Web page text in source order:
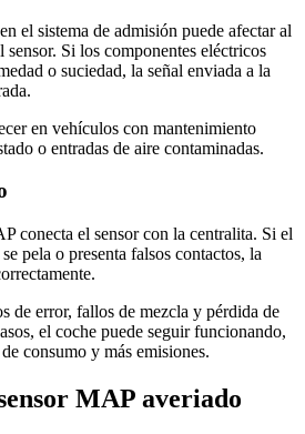
el sistema de admisión puede afectar al
Si los componentes eléctricos
o suciedad, la señal enviada a la
en vehículos con mantenimiento
o entradas de aire contaminadas.
conecta el sensor con la centralita. Si el
pela o presenta falsos contactos, la
de error, fallos de mezcla y pérdida de
el coche puede seguir funcionando,
consumo y más emisiones.
MAP averiado